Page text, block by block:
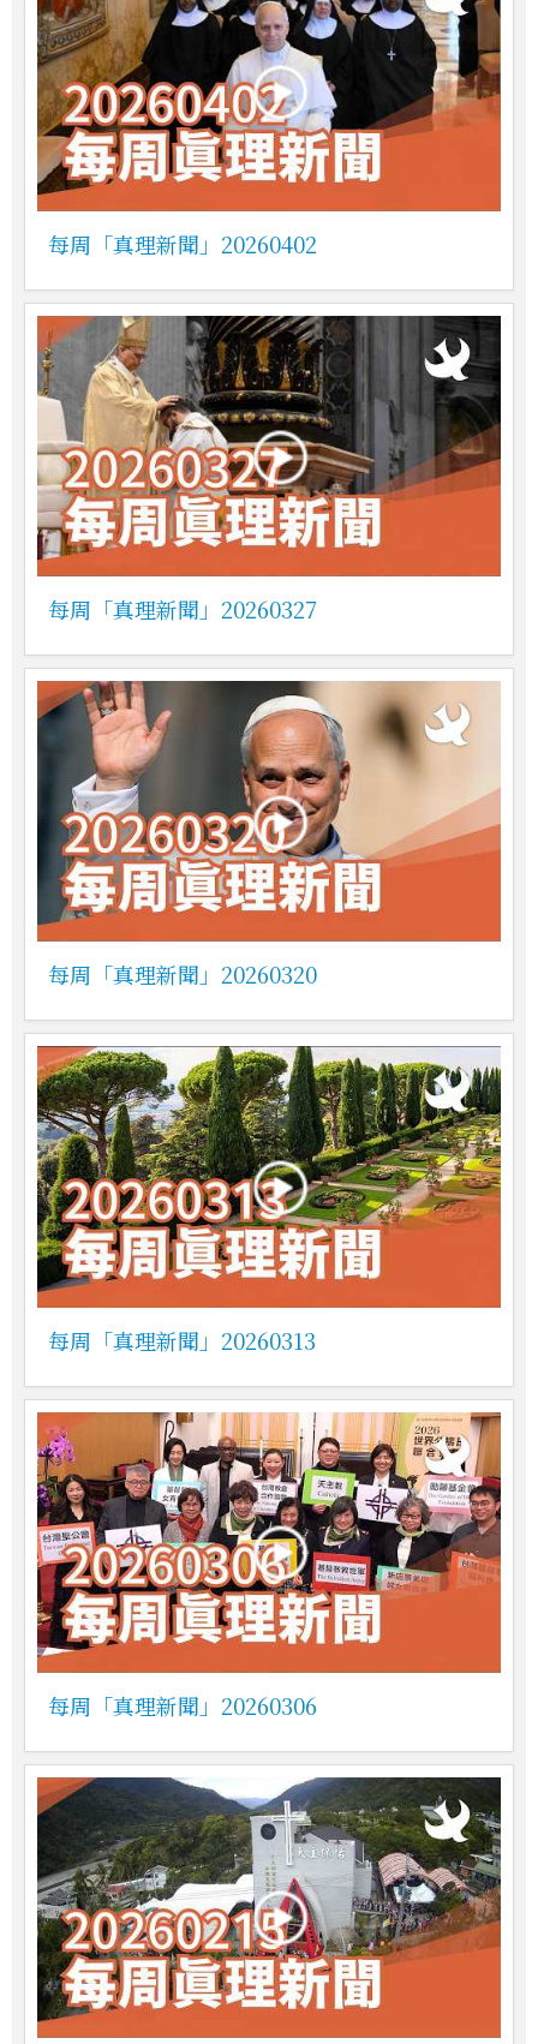
每周「真理新聞」20260402
每周「真理新聞」20260327
每周「真理新聞」20260320
每周「真理新聞」20260313
每周「真理新聞」20260306